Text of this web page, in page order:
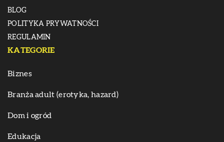
BLOG
POLITYKA PRYWATNOŚCI
REGULAMIN
KATEGORIE
Biznes
Branża adult (erotyka, hazard)
Dom i ogród
Edukacja